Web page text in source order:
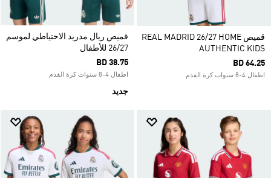
قميص REAL MADRID 26/27 HOME
AUTHENTIC KIDS
BD 64.25
اطفال 4-8 سنوات كرة القدم
قميص ريال مدريد الاحتياطي لموسم
26/27 للأطفال
BD 38.75
اطفال 4-8 سنوات كرة القدم
جديد